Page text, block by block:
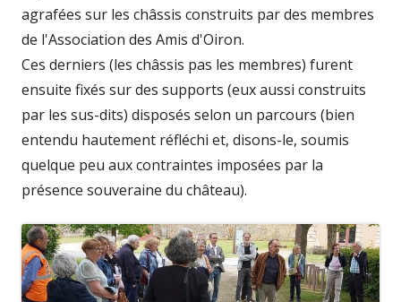
agrafées sur les châssis construits par des membres
de l'Association des Amis d'Oiron.
Ces derniers (les châssis pas les membres) furent
ensuite fixés sur des supports (eux aussi construits
par les sus-dits) disposés selon un parcours (bien
entendu hautement réfléchi et, disons-le, soumis
quelque peu aux contraintes imposées par la
présence souveraine du château).